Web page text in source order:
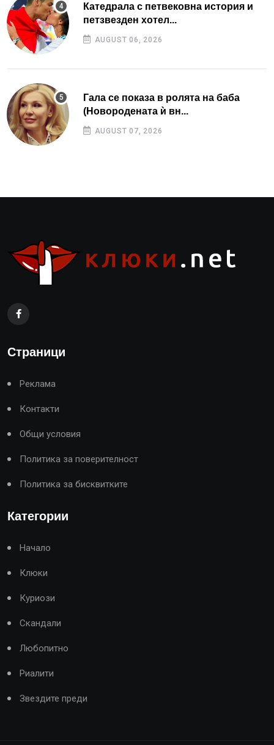
Катедрала с петвековна история и
петзвезден хотел...
AUGUST 06, 2026
Гала се показа в ролята на баба
(Новородената ѝ вн...
AUGUST 07, 2026
Страници
Реклама
Контакти
Общи условия
Политика за поверителност
Политика за бисквитките
Категории
Начало
Клюки
Куриози
Скандали
Любопитно
Риалити
Звездите преди